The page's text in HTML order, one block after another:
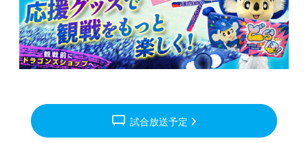
tv_gen 試合放送予定